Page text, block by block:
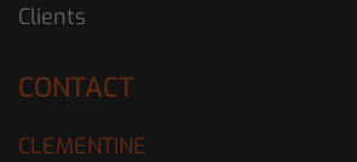
Clients
CONTACT
CLEMENTINE